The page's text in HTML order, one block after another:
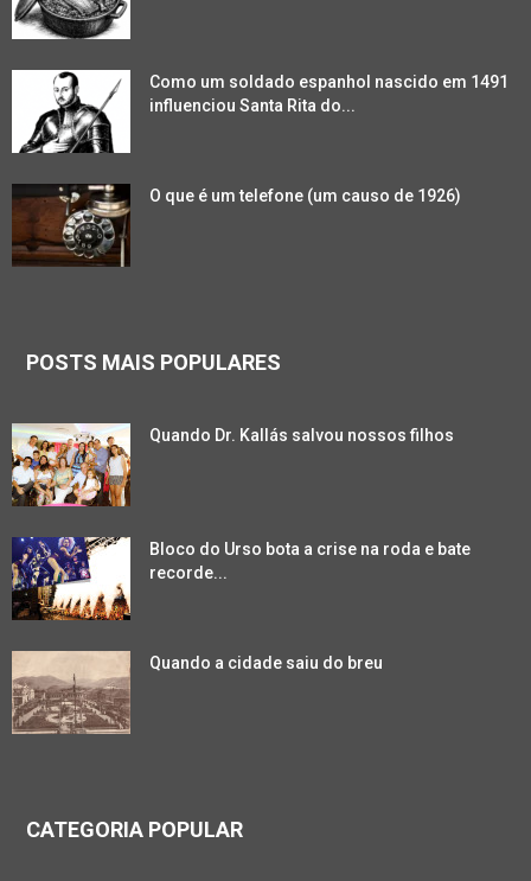
Como um soldado espanhol nascido em 1491
influenciou Santa Rita do...
O que é um telefone (um causo de 1926)
POSTS MAIS POPULARES
Quando Dr. Kallás salvou nossos filhos
Bloco do Urso bota a crise na roda e bate
recorde...
Quando a cidade saiu do breu
CATEGORIA POPULAR